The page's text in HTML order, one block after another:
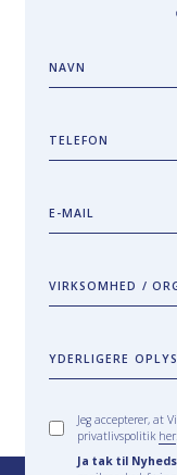
NAVN
TELEFON
E-MAIL
VIRKSOMHED /
YDERLIGERE
Jeg accepterer, at
privatlivspolitik her
Ja tak til